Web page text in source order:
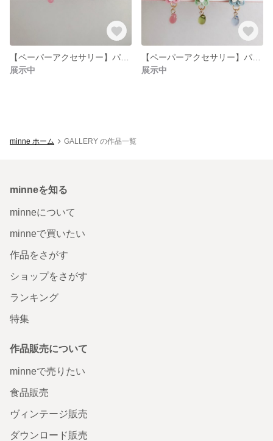
展示中
展示中
minne ホーム GALLERY の作品一覧
minneを知る
minneについて
minneで買いたい
作品をさがす
ショップをさがす
ランキング
特集
作品販売について
minneで売りたい
食品販売
ヴィンテージ販売
ダウンロード販売